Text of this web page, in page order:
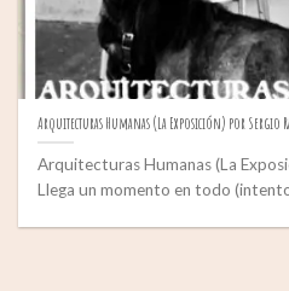
Arquitecturas Humanas (La Exposición) por Sergio
Arquitecturas Humanas (La
Llega un momento en todo